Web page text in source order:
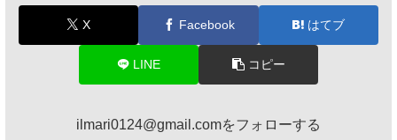
X Facebook はてブ
LINE コピー
ilmari0124@gmail.comをフォローする